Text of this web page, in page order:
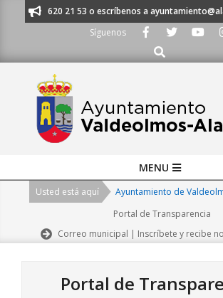
al 91 620 21 53 o escríbenos a
Síguenos
Buscar
Navigation
MENU
Usted está aquí Ayuntamiento de
Portal de Transparencia
Correo municipal | Inscríbete y recibe
Portal de